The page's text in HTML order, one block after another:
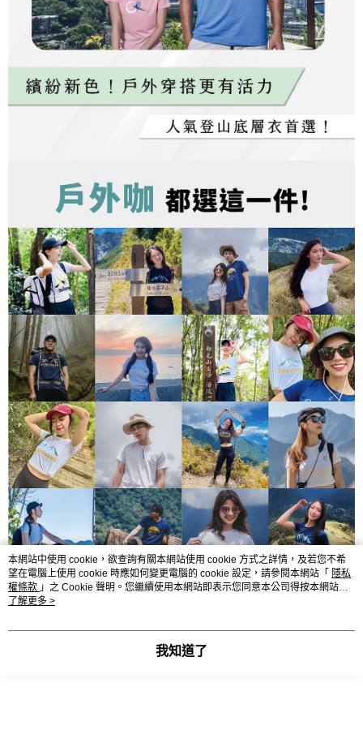
本網站中使用 cookie，欲查詢有關本網站使用 cookie 方式之詳情，及若您不希
望在電腦上使用 cookie 時應如何變更電腦的 cookie 設定，請參閱本網站「 隱私
權條款 」之 Cookie 聲明。您繼續使用本網站即表示您同意本公司得按本網站使
用條款之 Cookie 聲明使用 cookie。
了解更多 >
我知道了